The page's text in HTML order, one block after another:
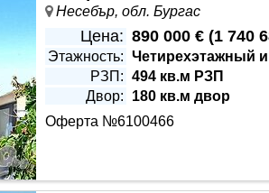
спальни. К дому
Несебър, обл. Бургас
Цена: 890 000 € (1 740
Этажность: Четирехэтажный
РЗП: 494 кв.м РЗП
Двор:
180 кв.м двор
Оферта №6100466